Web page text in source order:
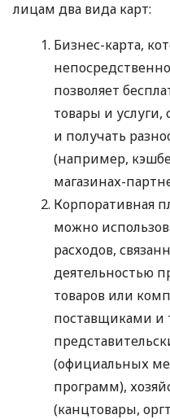
лицам два вида карт:
Бизнес-карта,
позволяет
товары и
и получать
(например,
магазинах-
Корпоративная
можно
расходов,
деятельностью
товаров или
поставщиками и
(официальных
программ),
(канцтовары,